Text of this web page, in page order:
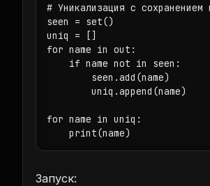
# Уникализация с
seen = set()
uniq = []
for name in out:
    if name not in seen:
        seen.add(name)
        uniq.append(name)
for name in uniq:
    print(name)
Запуск: